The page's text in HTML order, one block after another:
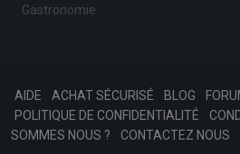
Gastronomie
AIDE ACHAT SÉCURISÉ BLOG
POLITIQUE DE CONFIDENTIALITÉ
SOMMES NOUS ?
CONTACTEZ NOUS